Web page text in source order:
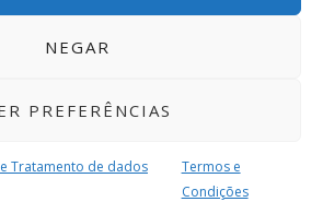
NEGAR
PREFERÊNCIAS
Tratamento de dados
Termos e
Condições